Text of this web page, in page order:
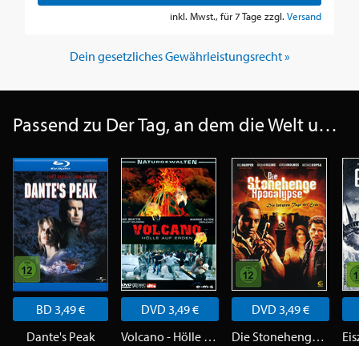
inkl. Mwst., für 7 Tage zzgl. Versand
Dein gesetzliches Gewährleistungsrecht »
Passend zu Der Tag, an dem die Welt unterging
BD 3,49 €
Dante's Peak
DVD 3,49 €
Volcano - Hölle auf Erden
DVD 3,49 €
Die Stonehenge Apocalypse